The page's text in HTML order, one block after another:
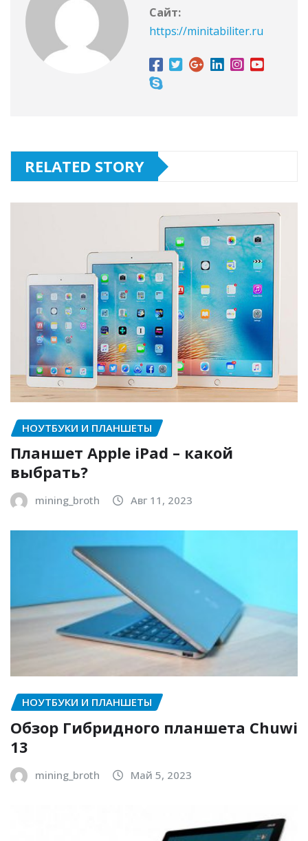
Сайт:
https://minitabiliter.ru
RELATED STORY
НОУТБУКИ И ПЛАНШЕТЫ
Планшет Apple iPad – какой
выбрать?
mining_broth Авг 11, 2023
НОУТБУКИ И ПЛАНШЕТЫ
Обзор Гибридного планшета Chuwi
13
mining_broth Май 5, 2023